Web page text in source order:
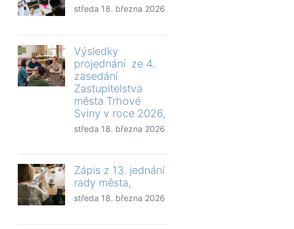
středa 18. března 2026
Výsledky
projednání ze 4.
zasedání
Zastupitelstva
města Trhové
Sviny v roce 2026,
středa 18. března 2026
Zápis z 13. jednání
rady města,
středa 18. března 2026